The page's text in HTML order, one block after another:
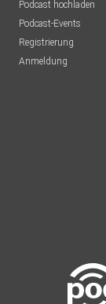
Podcast hochladen
Podcast-Events
Registrierung
Anmeldung